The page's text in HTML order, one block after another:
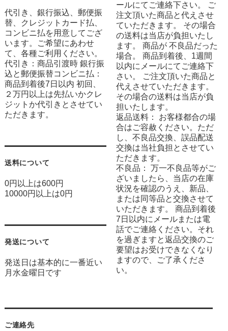
代引き、銀行振込、郵便振
替、クレジットカード払、
コンビニ払を用意してござ
います。ご希望にあわせ
て、各種ご利用ください。
代引き：商品引渡時 銀行振
込と郵便振替コンビニ払：
商品到着後7日以内 初回、
２万円以上は先払いかクレ
ジットか代引きとさせてい
ただきます。
送料について
0円以上は600円
10000円以上は0円
発送について
発送日は基本的に一番近い
月水金曜日です
ールにてご連絡下さい。 ご
注文頂いた商品と代えさせ
ていただきます。 その場合
の送料は当店が負担いたし
ます。 商品が 不良品だった
場合。 商品到着後、1週間
以内にメールにてご連絡下
さい。 ご注文頂いた商品と
代えさせていただきます。
その場合の送料は当店が負
担いたします。
返品送料： お客様都合の場
合はご容赦ください。ただ
し、不良品交換、誤品配送
交換は当社負担とさせてい
ただきます。
不良品： 万一不良品等がご
ざいましたら、当店の在庫
状況を確認のうえ、新品、
または同等品と交換させて
いただきます。 商品到着後
7日以内にメールまたは電
話でご連絡ください。それ
を過ぎますと返品交換のご
要望はお受けできなくなり
ますので、ご了承くださ
い。
ご連絡先